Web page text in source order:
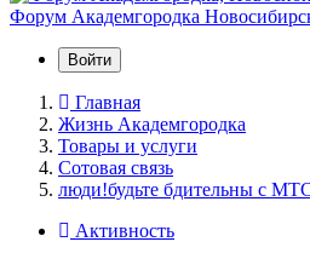
Форум Академгородка
Войти
Главная
Жизнь Академгородка
Товары и услуги
Сотовая связь
люди!будьте бдительны с
Активность